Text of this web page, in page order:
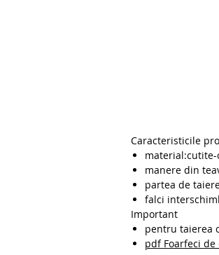
Caracteristicile
manere din
partea de
falci
Important
pentru taierea
pdf Foarfeci